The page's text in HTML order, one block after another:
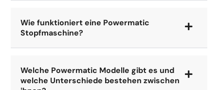
Wie funktioniert eine Powermatic
Stopfmaschine?
Welche Powermatic Modelle gibt es und
welche Unterschiede bestehen zwischen